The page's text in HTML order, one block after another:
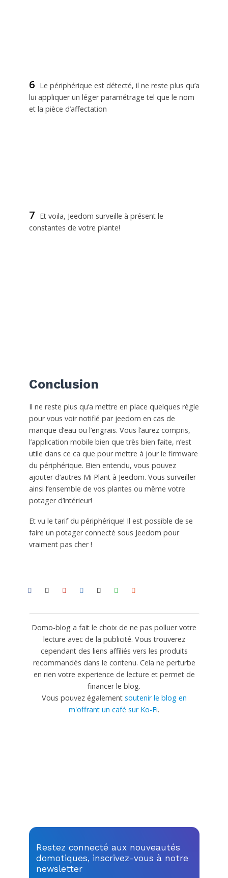
6
Le périphérique est détecté, il ne reste plus qu’a
lui appliquer un léger paramétrage tel que le nom
et la pièce d’affectation
7
Et voila, Jeedom surveille à présent le
constantes de votre plante!
Conclusion
Il ne reste plus qu’a mettre en place quelques règle
pour vous voir notifié par jeedom en cas de
manque d’eau ou l’engrais. Vous l’aurez compris,
l’application mobile bien que très bien faite, n’est
utile dans ce ca que pour mettre à jour le firmware
du périphérique. Bien entendu, vous pouvez
ajouter d’autres Mi Plant à Jeedom. Vous surveiller
ainsi l’ensemble de vos plantes ou même votre
potager d’intérieur!
Et vu le tarif du périphérique! Il est possible de se
faire un potager connecté sous Jeedom pour
vraiment pas cher !
Domo-blog a fait le choix de ne pas polluer votre
lecture avec de la publicité. Vous trouverez
cependant des liens affiliés vers les produits
recommandés dans le contenu. Cela ne perturbe
en rien votre experience de lecture et permet de
financer le blog.
Vous pouvez également soutenir le blog en
m'offrant un café sur Ko-Fi.
Restez connecté aux nouveautés
domotiques, inscrivez-vous à notre
newsletter